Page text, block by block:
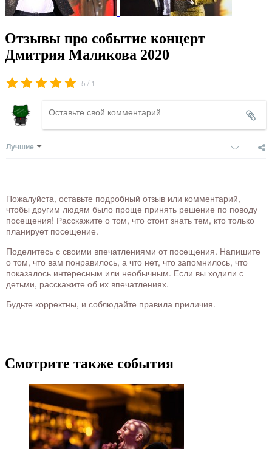
Отзывы про событие концерт
Дмитрия Маликова 2020
5 / 1
Лучшие
Пожалуйста, оставьте подробный отзыв или комментарий,
чтобы другим людям было проще принять решение по поводу
посещения! Расскажите о том, что стоит знать тем, кто только
планирует посещение.
Поделитесь с своими впечатлениями от посещения. Напишите
о том, что вам понравилось, а что нет, что запомнилось, что
показалось интересным или необычным. Если вы ходили с
детьми, расскажите об их впечатлениях.
Будьте корректны, и соблюдайте правила приличия.
Смотрите также события